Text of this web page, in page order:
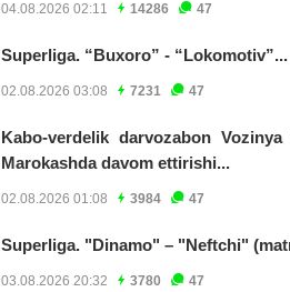
04.08.2026 02:11 14286 47
Superliga. “Buxoro” - “Lokomotiv”...
02.08.2026 03:08 7231 47
Kabo-verdelik darvozabon Vozinya
Marokashda davom ettirishi...
02.08.2026 01:08 3984 47
Superliga. "Dinamo" – "Neftchi"
03.08.2026 20:32 3780 47